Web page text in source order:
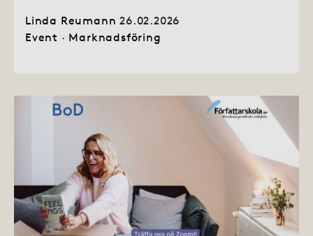
Linda Reumann 26.02.2026
Event · Marknadsföring